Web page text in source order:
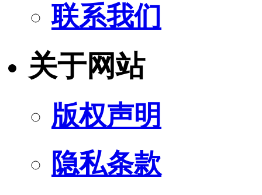
联系我们
关于网站
版权声明
隐私条款